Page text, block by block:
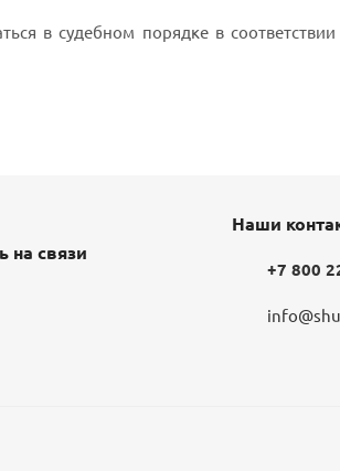
в судебном порядке в
на связи
Наши
+7 800